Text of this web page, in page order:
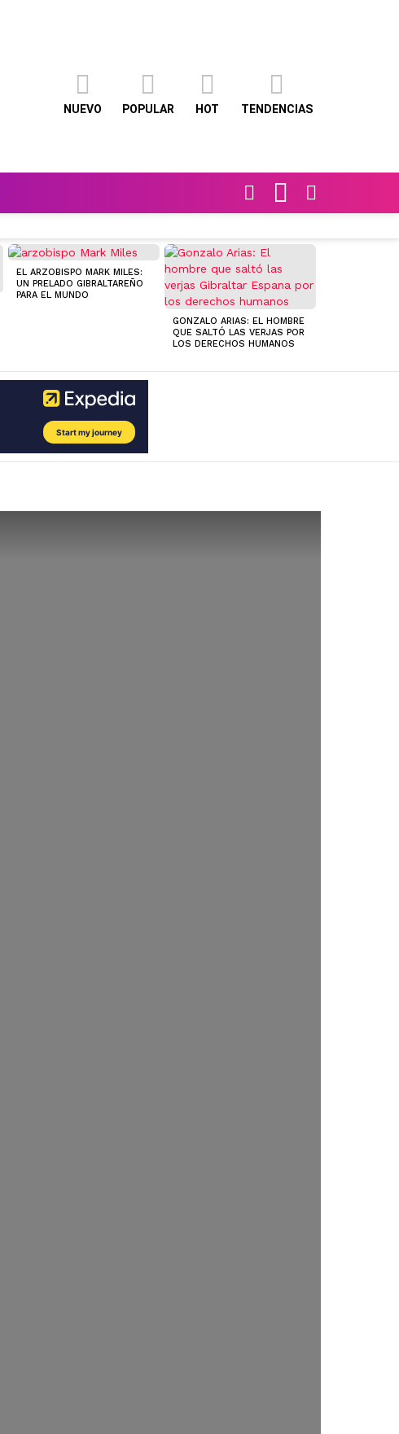
NUEVO POPULAR HOT TENDENCIAS
SWITCH
SKIN
EL ARZOBISPO MARK MILES:
UN PRELADO GIBRALTAREÑO
PARA EL MUNDO
GONZALO ARIAS: EL HOMBRE
QUE SALTÓ LAS VERJAS POR
LOS DERECHOS HUMANOS